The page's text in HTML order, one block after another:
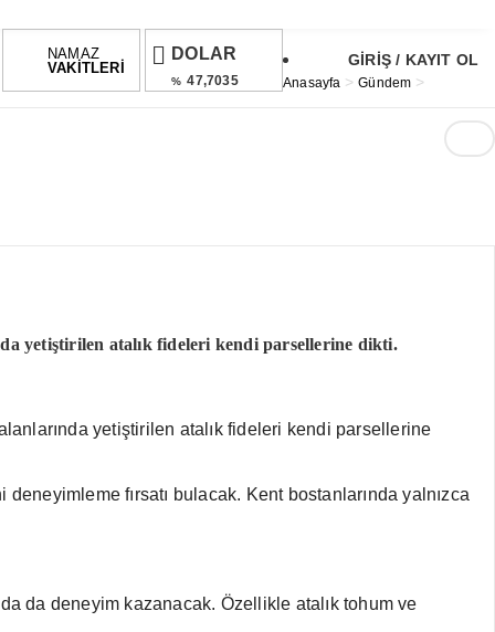
NAMAZ
VAKİTLERİ
DOLAR
% 47,7035
GİRİŞ / KAYIT OL
Anasayfa >Gündem >
yetiştirilen atalık fideleri kendi parsellerine dikti.
yetiştirilen atalık fideleri kendi parsellerine
fırsatı bulacak. Kent bostanlarında yalnızca
da deneyim kazanacak. Özellikle atalık tohum ve